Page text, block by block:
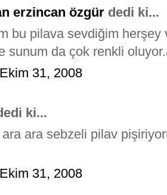
erzincan özgür dedi ki...
bu pilava sevdiğim
sunum da çok renkli
31, 2008
ki...
ara sebzeli pilav
31, 2008